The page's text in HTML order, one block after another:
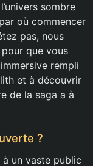
sombre
où commencer
pas, nous
que vous
rempli
et à découvrir
de la saga a à
?
un vaste public